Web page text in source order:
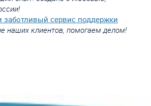
заботливый сервис поддержки
наших клиентов, помогаем делом!